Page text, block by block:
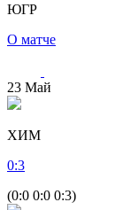
ЮГР
О матче
23 Май
ХИМ
0:3
(0:0 0:0 0:3)